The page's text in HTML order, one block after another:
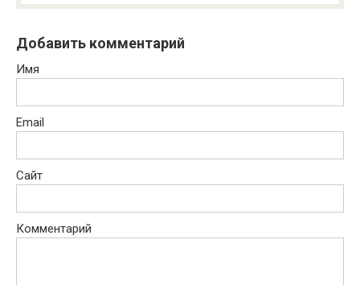
Добавить комментарий
Имя
Email
Сайт
Комментарий